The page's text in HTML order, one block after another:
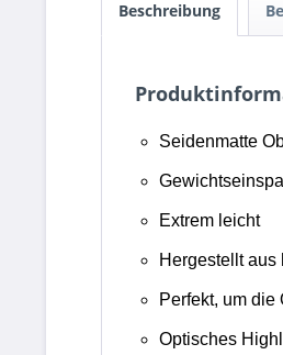
Beschreibung
Seidenmatte
Extrem leicht
Hergestellt aus
Perfekt, um die
Optisches